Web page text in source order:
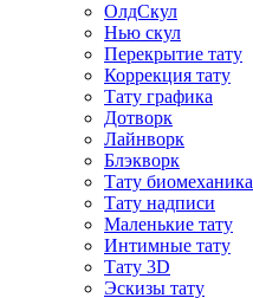
ОлдСкул
Нью скул
Перекрытие тату
Коррекция тату
Тату графика
Дотворк
Лайнворк
Блэкворк
Тату биомеханика
Тату надписи
Маленькие тату
Интимные тату
Тату 3D
Эскизы тату